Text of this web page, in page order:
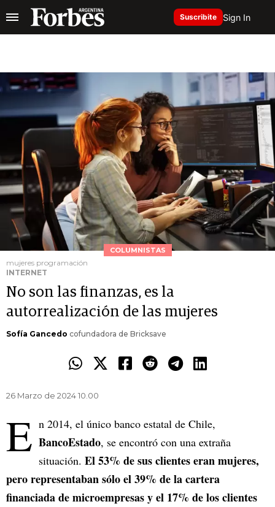
Suscribite Sign In
COLUMNISTAS
mujeres programación
INTERNET
No son las finanzas, es la
autorrealización de las mujeres
Sofía Gancedo cofundadora de Bricksave
26 Marzo de 2024 10.00
E n 2014, el único banco estatal de Chile,
BancoEstado, se encontró con una extraña
situación. El 53% de sus clientes eran mujeres,
pero representaban sólo el 39% de la cartera
financiada de microempresas y el 17% de los clientes